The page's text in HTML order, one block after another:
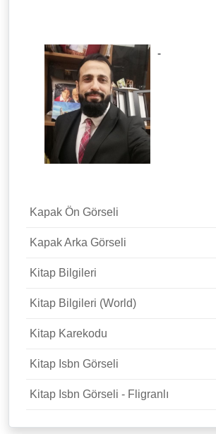
-
Kapak Ön Görseli
Kapak Arka Görseli
Kitap Bilgileri
Kitap Bilgileri (World)
Kitap Karekodu
Kitap Isbn Görseli
Kitap Isbn Görseli - Fligranlı